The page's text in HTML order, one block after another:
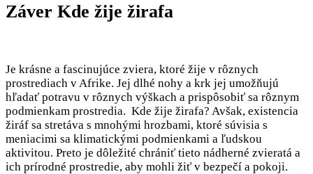
Záver Kde žije žirafa
Je krásne a fascinujúce zviera, ktoré žije v rôznych
prostrediach v Afrike. Jej dlhé nohy a krk jej umožňujú
hľadať potravu v rôznych výškach a prispôsobiť sa rôznym
podmienkam prostredia. Kde žije žirafa? Avšak, existencia
žiráf sa stretáva s mnohými hrozbami, ktoré súvisia s
meniacimi sa klimatickými podmienkami a ľudskou
aktivitou. Preto je dôležité chrániť tieto nádherné zvieratá a
ich prírodné prostredie, aby mohli žiť v bezpečí a pokoji.